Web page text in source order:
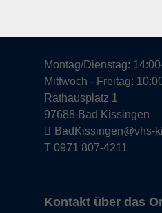
Montag/Dienstag:
Mittwoch - Freitag:
Rathausplatz 1
97688 Bad Kissingen
BadKissingen@vhs-
T 0971 807-4211
Kontakt über das